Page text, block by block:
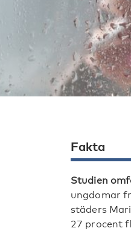
Fakta
Studien
ungdomar
städers
27 procent